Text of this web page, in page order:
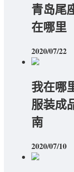
青岛尾
在哪里
2020/07/22
我在哪
服装成
南
2020/07/10